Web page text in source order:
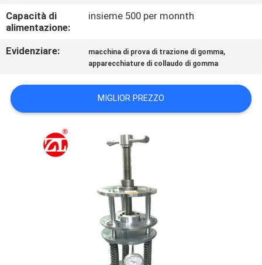
RICHIEDA
UNA
VR
SITEMAP
Capacità di
alimentazione:
insieme 500 per monnth
Evidenziare: macchina di prova di trazione di gomma,
apparecchiature di collaudo di gomma
MIGLIOR PREZZO